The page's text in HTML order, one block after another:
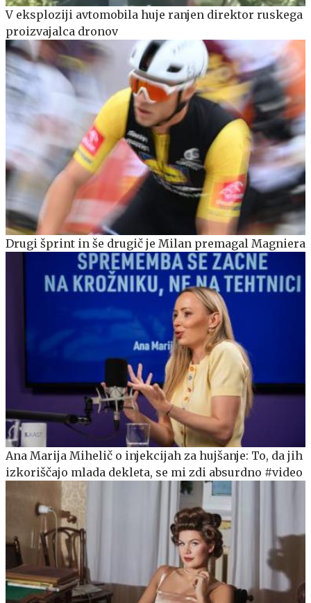
V eksploziji avtomobila huje ranjen direktor ruskega
proizvajalca dronov
Drugi šprint in še drugič je Milan premagal Magniera
Ana Marija Mihelič o injekcijah za hujšanje: To, da jih
izkoriščajo mlada dekleta, se mi zdi absurdno #video